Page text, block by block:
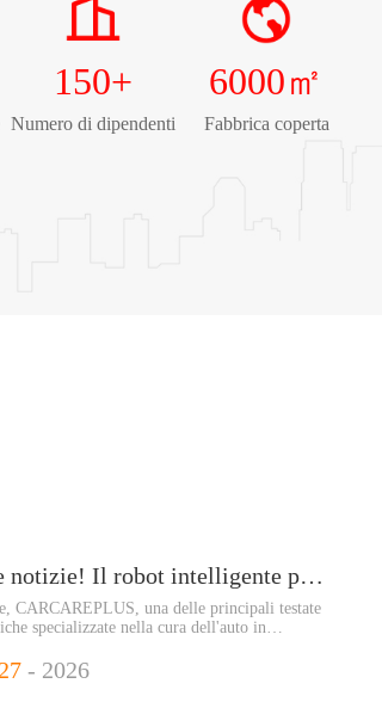
150+
Numero di dipendenti
6000㎡
Fabbrica coperta
- 2026
Ultime notizie! Il robot intelligente per la verniciatura a spruzzo PaintGo sarà lanciato in Giappone: invito all'IAAE2026!
CARCAREPLUS, una delle principali testate
specializzate nella cura dell'auto in
sul robot intelligente per la verniciatura a
illustrandone la comprovata esperienza